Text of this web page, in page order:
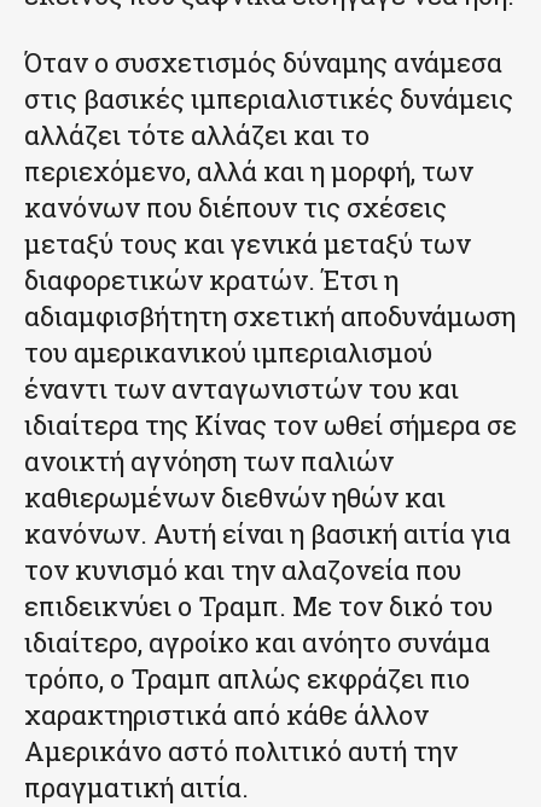
Όταν ο συσχετισμός δύναμης ανάμεσα
στις βασικές ιμπεριαλιστικές δυνάμεις
αλλάζει τότε αλλάζει και το
περιεχόμενο, αλλά και η μορφή, των
κανόνων που διέπουν τις σχέσεις
μεταξύ τους και γενικά μεταξύ των
διαφορετικών κρατών. Έτσι η
αδιαμφισβήτητη σχετική αποδυνάμωση
του αμερικανικού ιμπεριαλισμού
έναντι των ανταγωνιστών του και
ιδιαίτερα της Κίνας τον ωθεί σήμερα σε
ανοικτή αγνόηση των παλιών
καθιερωμένων διεθνών ηθών και
κανόνων. Αυτή είναι η βασική αιτία για
τον κυνισμό και την αλαζονεία που
επιδεικνύει ο Τραμπ. Με τον δικό του
ιδιαίτερο, αγροίκο και ανόητο συνάμα
τρόπο, ο Τραμπ απλώς εκφράζει πιο
χαρακτηριστικά από κάθε άλλον
Αμερικάνο αστό πολιτικό αυτή την
πραγματική αιτία.